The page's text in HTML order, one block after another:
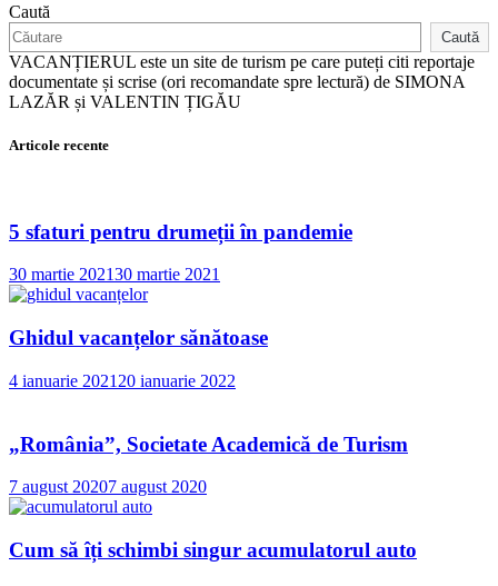
din
România!
Caută
Caută
VACANȚIERUL este un site de turism pe care puteți citi reportaje
documentate și scrise (ori recomandate spre lectură) de SIMONA
LAZĂR și VALENTIN ȚIGĂU
Articole recente
5 sfaturi pentru drumeții în pandemie
30 martie 202130 martie 2021
Ghidul vacanțelor sănătoase
4 ianuarie 2021 20 ianuarie 2022
„România”, Societate Academică de Turism
7 august 20207 august 2020
Cum să îți schimbi singur acumulatorul auto